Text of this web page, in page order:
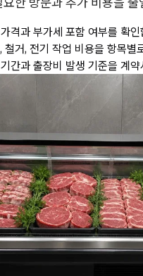
격과 부가세 포함 여부를 확인
철거, 전기 작업 비용을 항목별
간과 출장비 발생 기준을 계약